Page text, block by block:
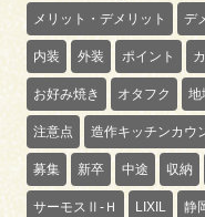
メリット・デメリット デ
内装 外装 ポイント
お好み焼き オタフク 地
注意点 造作キッチンカウ
募集 新卒 中途 収納
サーモスⅡ-Ｈ LIXIL 静